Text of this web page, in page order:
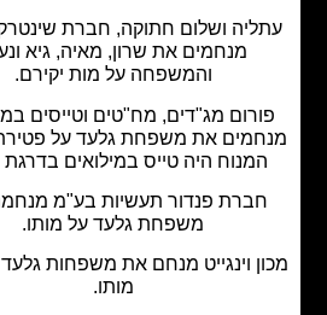
ושלום חתוקה, חברת שינטרקו בע"מ
מנחמים את שרון, מאיה, גיא ונעמי
והמשפחה על מות יקירם.
מג"דים, מח"טים וטייסים במילואים
את משפחת גלעד על פטירת יקירם.
היה טייס במילואים בדרגת רס"ן.
פנדור תעשיות בע"מ מנחמת את
משפחת גלעד על מותו.
וינגייט מנחם את משפחות גלעד וקינן על